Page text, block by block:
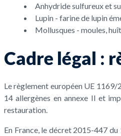
Anhydride sulfureux et
Lupin - farine de lupin
Mollusques - moules,
Cadre légal :
Le règlement européen UE
14 allergènes en annexe II et
restauration.
En France, le décret 2015-447